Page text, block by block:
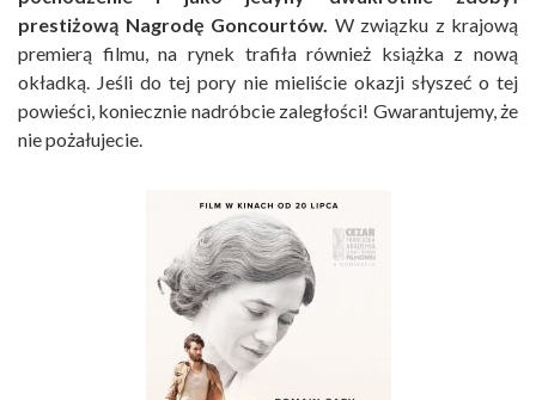
prestiżową Nagrodę Goncourtów. W związku z krajową
premierą filmu, na rynek trafiła również książka z nową
okładką. Jeśli do tej pory nie mieliście okazji słyszeć o tej
powieści, koniecznie nadróbcie zaległości! Gwarantujemy, że
nie pożałujecie.